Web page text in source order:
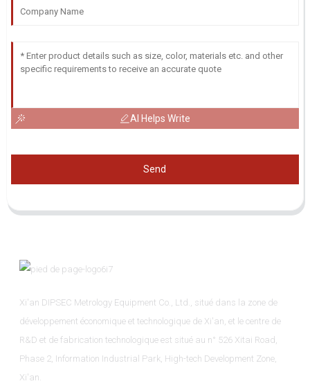
AI Helps Write
Send
Xi'an DIPSEC Metrology Equipment Co., Ltd., situé dans la zone de
développement économique et technologique de Xi'an, et le centre de
R&D et de fabrication technologique est situé au n° 526 Xitai Road,
Phase 2, Information Industrial Park, High-tech Development Zone,
Xi'an.